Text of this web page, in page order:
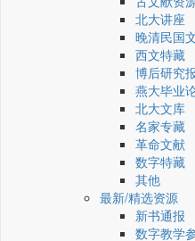
北大讲座
晚清民国
西文特藏
博后研究
燕大毕业
北大文库
名家专藏
革命文献
数字特藏
其他
最新/精选资源
新书通报
数字教学